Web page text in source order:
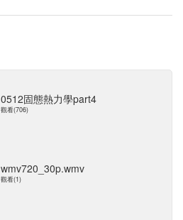
0512固態熱力學part4
觀看(706)
wmv720_30p.wmv
觀看(1)